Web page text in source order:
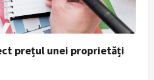
prețul unei proprietăți